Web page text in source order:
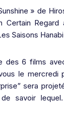
» de
Certain Regard
Saisons
des 6 films
le mercredi
sera
savoir